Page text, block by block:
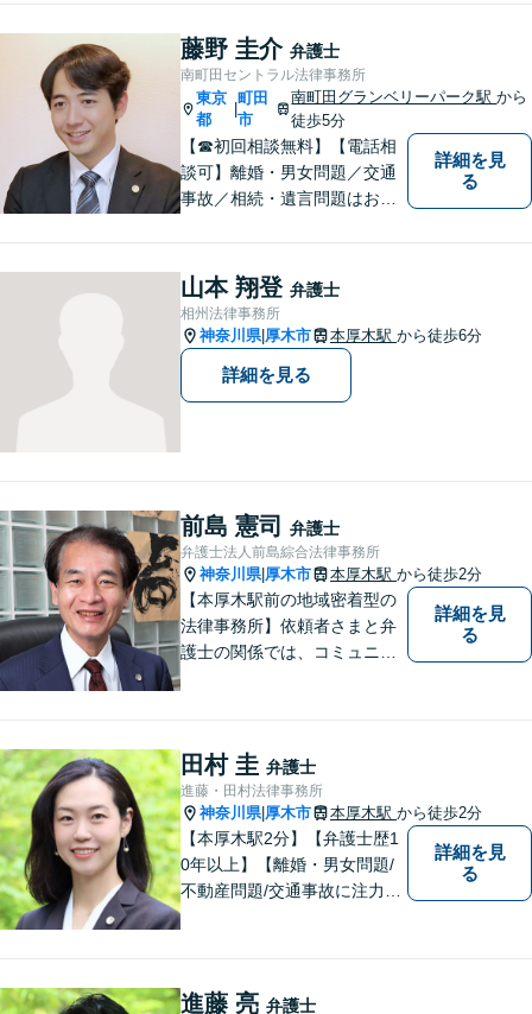
す。
藤野 圭介 弁護士
南町田セントラル法律事務所
東京
都
|
町田
市
南町田グランベリーパーク駅から
徒歩5分
【☎︎初回相談無料】【電話相
談可】離婚・男女問題／交通
事故／相続・遺言問題はお任
00件以上。豊富な経験を活か
し、依頼者様にとって最適な
解決を目指します【休日・夜
間対応可】【完全個室で相
談】【南町田グランベリーパ
ーク駅5分】
詳細を見
る
山本 翔登 弁護士
相州法律事務所
神奈川県| 厚木市 本厚木駅 から徒歩6分
詳細を見る
前島 憲司 弁護士
弁護士法人前島綜合法律事務所
神奈川県| 厚木市 本厚木駅 から徒歩2分
【本厚木駅前の地域密着型の
法律事務所】依頼者さまと弁
護士の関係では、コミュニケ
B面談可】【本厚木駅1分】
詳細を見
る
田村 圭 弁護士
進藤・田村法律事務所
神奈川県| 厚木市 本厚木駅 から徒歩2分
【本厚木駅2分】【弁護士歴1
0年以上】【離婚・男女問題/
不動産問題/交通事故に注力】
う、全力でサポートします。
詳細を見
る
進藤 亮 弁護士